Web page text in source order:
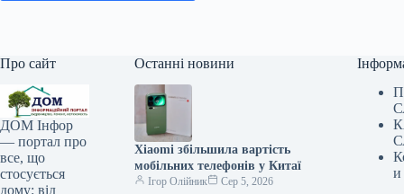
Про сайт
ДОМ Інфор
— портал про
все, що
стосується
дому: від
Останні новини
Xiaomi збільшила вартість
мобільних телефонів у Китаї
Ігор Олійник
Сер 5, 2026
и